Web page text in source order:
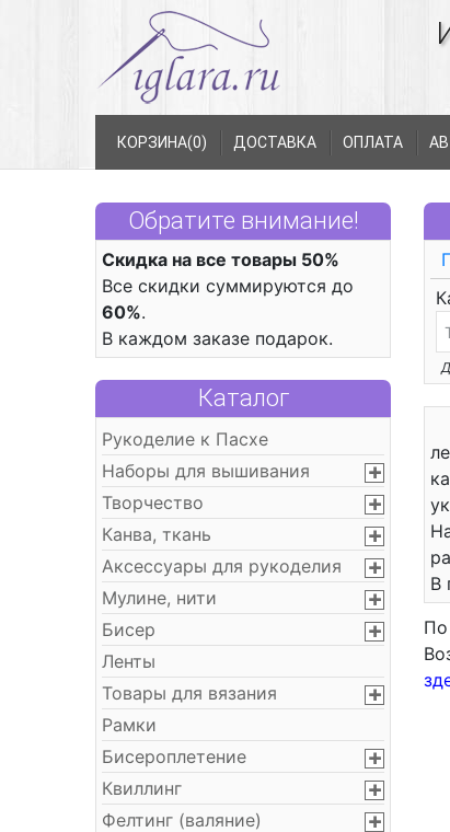
КОРЗИНА(0) ДОСТАВКА ОПЛАТА
Обратите внимание!
Скидка на все товары 50%
Все скидки суммируются до
60%.
В каждом заказе подарок.
Каталог
Рукоделие к Пасхе
Наборы для вышивания
Творчество
Канва, ткань
Аксессуары для рукоделия
Мулине, нити
Бисер
Ленты
Товары для вязания
Рамки
Бисероплетение
Квиллинг
Фелтинг (валяние)
В
По